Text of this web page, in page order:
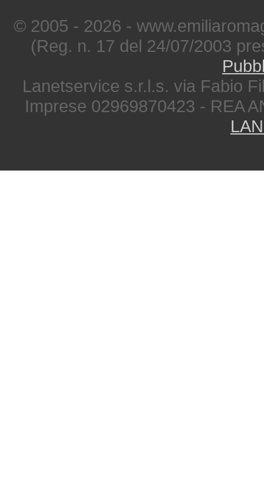
© 2005 - 2026 -
(Reg. n. 17 del 24/07/2003
Lanetservice s.r.l.s. via Fabio
Imprese 02969870423 - REA